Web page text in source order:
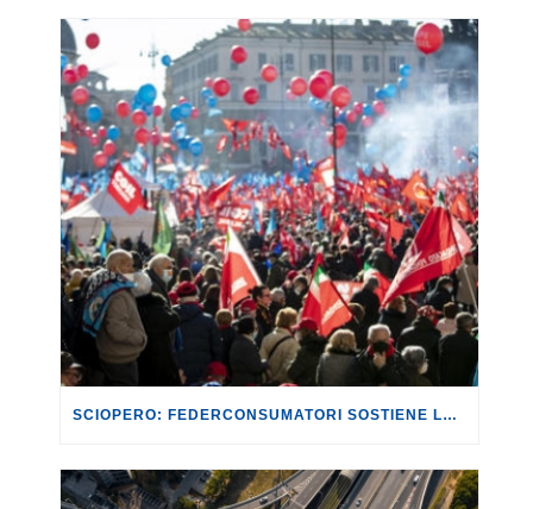
SCIOPERO: FEDERCONSUMATORI SOSTIENE LO SCIOPERO INDETTO DALLA CGIL PER DOMANI.